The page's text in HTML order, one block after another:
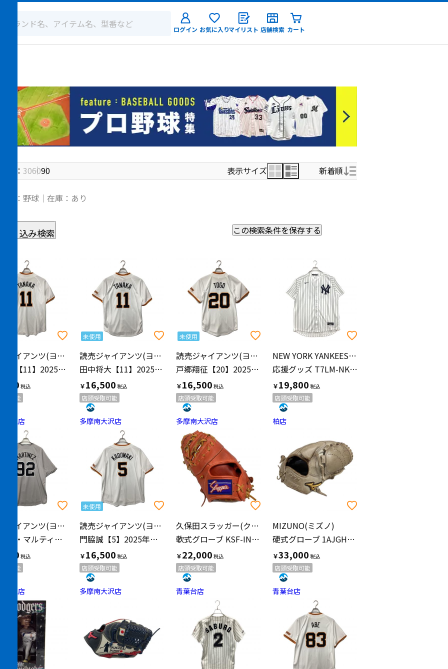
ログイン お気に入りマイリスト 店舗検索 カート
数： 306090 表示サイズ 新着順
価格の高い順
ゴリ：野球｜在庫：あり
絞り込み検索 この検索条件を保存する
読売ジャイアンツ(ヨミウリジャイアンツ)
田中将大【11】2025年ホーム 優勝ワッペン付 SIZE M ホワイト
取可能
大沢店
未使用
読売ジャイアンツ(ヨミウリジャイアンツ)
田中将大【11】2025年ホーム 優勝ワッペン付 SIZE L ホワイト
￥16,500
店頭受取可能
多摩南大沢店
未使用
読売ジャイアンツ(ヨミウリジャイアンツ)
戸郷翔征【20】2025年ホーム 優勝ワッペン付 SIZE XS ホワイト
￥16,500
店頭受取可能
多摩南大沢店
NEW YORK YANKEES(ニューヨークヤンキース)
応援グッズ T7LM-NKHO 【99】 XLサイズ ホワイト
￥19,800
店頭受取可能
柏店
読売ジャイアンツ(ヨミウリジャイアンツ)
ライデル・マルティネス【92】2025年ビジター 優勝ワッペン付 SIZE 2XL グレー
取可能
大沢店
未使用
読売ジャイアンツ(ヨミウリジャイアンツ)
門脇誠【5】2025年ホーム 優勝ワッペン付 SIZE 2XL ホワイト
￥16,500
店頭受取可能
多摩南大沢店
久保田スラッガー(クボタスラッガー)
軟式グローブ KSF-INB 約31cm オレンジ
￥22,000
店頭受取可能
青葉台店
MIZUNO(ミズノ)
硬式グローブ 1AJGH26211 2022年モデル アイボリー
￥33,000
店頭受取可能
青葉台店